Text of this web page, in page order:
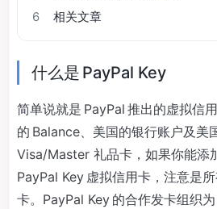
6
相关文章
什么是 PayPal Key
简单说就是 PayPal 推出的虚拟信
的 Balance、美国的银行账户及美
Visa/Master 礼品卡，如果你能添
PayPal Key 虚拟信用卡，注意是
卡。PayPal Key 的合作发卡组织为